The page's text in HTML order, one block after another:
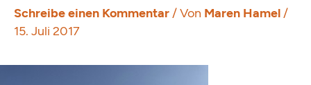
Schreibe einen Kommentar/ Von Maren Hamel/
15. Juli 2017